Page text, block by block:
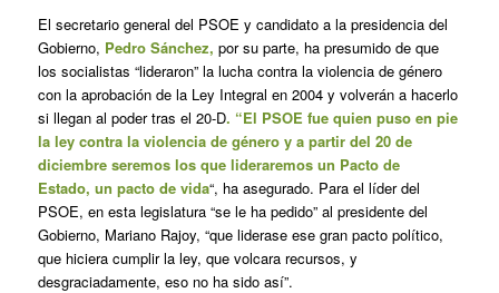
El secretario general del PSOE y candidato a la presidencia del
Gobierno, Pedro Sánchez, por su parte, ha presumido de que
los socialistas “lideraron” la lucha contra la violencia de género
con la aprobación de la Ley Integral en 2004 y volverán a hacerlo
si llegan al poder tras el 20-D. “El PSOE fue quien puso en pie
la ley contra la violencia de género y a partir del 20 de
diciembre seremos los que lideraremos un Pacto de
Estado, un pacto de vida“, ha asegurado. Para el líder del
PSOE, en esta legislatura “se le ha pedido” al presidente del
Gobierno, Mariano Rajoy, “que liderase ese gran pacto político,
que hiciera cumplir la ley, que volcara recursos, y
desgraciadamente, eso no ha sido así”.